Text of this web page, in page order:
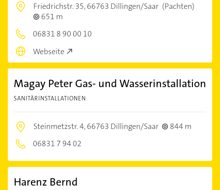
Friedrichstr. 35,66763 Dillingen/Saar (Pachten)
651 m
06831 8 90 00 10
Webseite
Magay Peter Gas- und Wasserinstallation
SANITÄRINSTALLATIONEN
Steinmetzstr. 4,66763 Dillingen/Saar
844 m
06831 7 94 02
Harenz Bernd